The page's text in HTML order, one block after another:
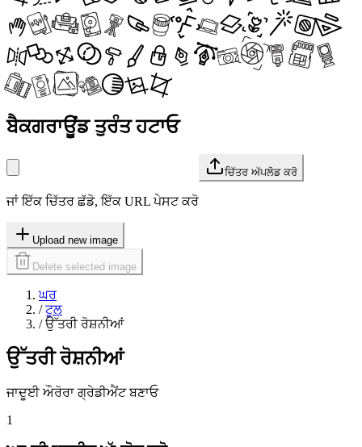
ਬੈਕਗਰਾਊਂਡ ਤੁਰੰਤ ਹਟਾਓ
ਚਿੱਤਰ ਅੱਪਲੋਡ ਕਰੋ
ਜਾਂ ਇੱਕ ਚਿੱਤਰ ਛੱਡੋ, ਇੱਕ URL ਪੇਸਟ ਕਰੋ
Upload new image
Delete selected image
ਘਰ
/ ਟੂਲ
/ ਉੱਤਰੀ ਰੋਸ਼ਨੀਆਂ
ਉੱਤਰੀ ਰੋਸ਼ਨੀਆਂ
ਜਾਦੂਈ ਔਰੋਰਾ ਗ੍ਰੇਡੀਐਂਟ ਬਣਾਓ
1